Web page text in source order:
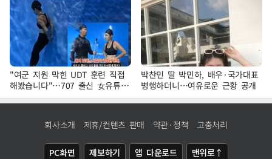
"여군 지원 막힌 UDT 훈련 직접
해봤습니다"…707 출신 女유튜버
'완벽 소화'
박찬민 딸 박민하, 배우·국가대표
병행하더니…여유로운 근황 공개
회사소개 제휴/컨텐츠 판매 약관·정책 고충처리
PC화면 제보하기 앱 다운로드 맨위로↑